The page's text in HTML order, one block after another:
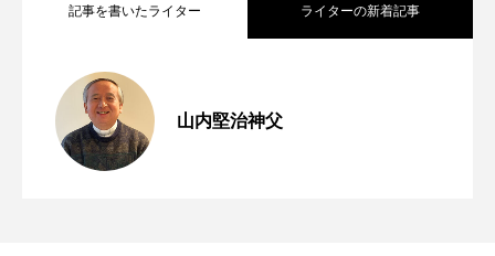
記事を書いたライター ライターの新着記事
山内堅治神父
2026.08.07
2026.08.06